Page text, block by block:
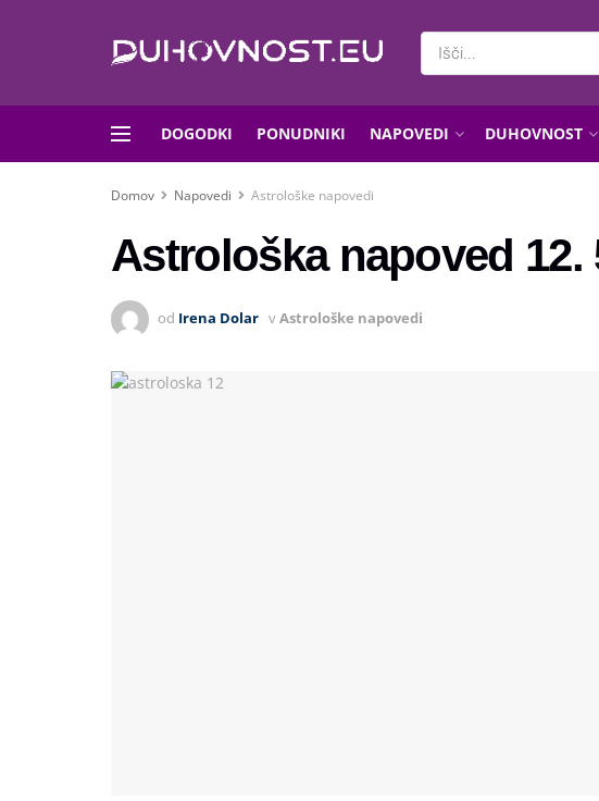
DOGODKI PONUDNIKI NAPOVEDI DUHOVNOST
Domov Napovedi Astrološke napovedi
Astrološka napoved 12.
od Irena Dolar vAstrološke napovedi